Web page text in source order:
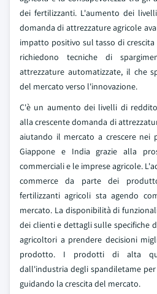
dei fertilizzanti. L'aumento dei
domanda di attrezzature agricole
impatto positivo sul tasso di
richiedono tecniche di
attrezzature automatizzate, il che
del mercato verso l'innovazione.
C'è un aumento dei livelli di
alla crescente domanda di
aiutando il mercato a crescere nei
Giappone e India grazie alla
commerciali e le imprese agricole.
commerce da parte dei
fertilizzanti agricoli sta agendo
mercato. La disponibilità di
dei clienti e dettagli sulle specifiche
agricoltori a prendere decisioni
prodotto. I prodotti di alta
dall'industria degli spandiletame
guidando la crescita del mercato.